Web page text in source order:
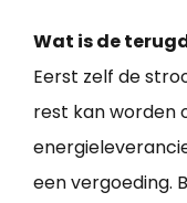
Wat is de
Eerst zelf de
rest kan worden
een vergoeding.